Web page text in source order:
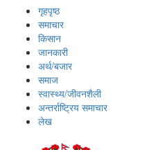
गृहपृष्ठ
समाचार
किसान
जानकारी
अर्थ/बजार
समाज
स्वास्थ्य/जीवनशैली
अन्तर्राष्ट्रिय समाचार
लेख